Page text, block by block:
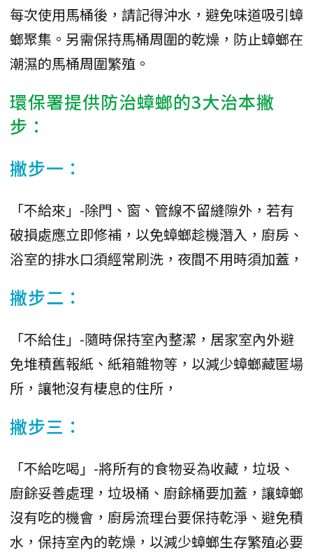
每次使用馬桶後，請記得沖水，避免味道吸引蟑
螂聚集。另需保持馬桶周圍的乾燥，防止蟑螂在
潮濕的馬桶周圍繁殖。
環保署提供防治蟑螂的3大治本撇
步：
撇步一：
「不給來」-除門、窗、管線不留縫隙外，若有
破損處應立即修補，以免蟑螂趁機潛入，廚房、
浴室的排水口須經常刷洗，夜間不用時須加蓋，
撇步二：
「不給住」-隨時保持室內整潔，居家室內外避
免堆積舊報紙、紙箱雜物等，以減少蟑螂藏匿場
所，讓牠沒有棲息的住所，
撇步三：
「不給吃喝」-將所有的食物妥為收藏，垃圾、
廚餘妥善處理，垃圾桶、廚餘桶要加蓋，讓蟑螂
沒有吃的機會，廚房流理台要保持乾淨、避免積
水，保持室內的乾燥，以減少蟑螂生存繁殖必要